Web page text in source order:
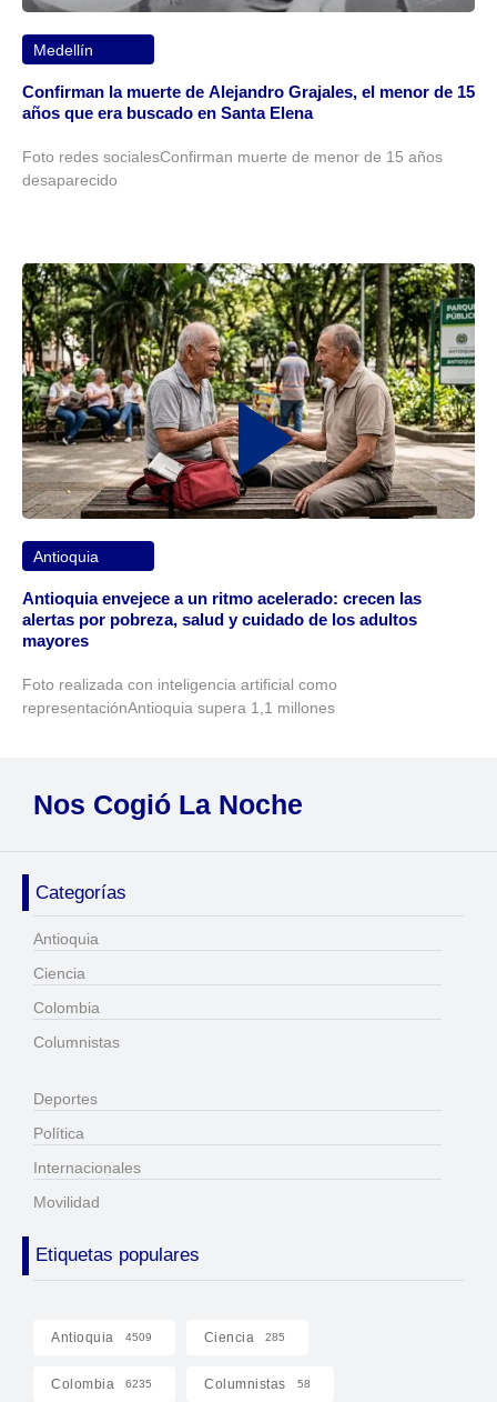
Medellín
Confirman la muerte de Alejandro Grajales, el menor de 15
años que era buscado en Santa Elena
Foto redes socialesConfirman muerte de menor de 15 años
desaparecido
Antioquia
Antioquia envejece a un ritmo acelerado: crecen las
alertas por pobreza, salud y cuidado de los adultos
mayores
Foto realizada con inteligencia artificial como
representaciónAntioquia supera 1,1 millones
Nos Cogió La Noche
Categorías
Antioquia
Ciencia
Colombia
Columnistas
Deportes
Política
Internacionales
Movilidad
Etiquetas populares
Antioquia 4509 Ciencia 285
Colombia 6235 Columnistas 58